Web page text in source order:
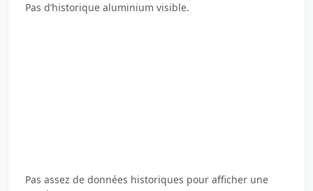
Pas d’historique aluminium visible.
Pas assez de données historiques pour afficher une